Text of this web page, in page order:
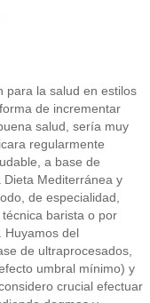
para la salud en estilos
de incrementar
salud, sería muy
regularmente
a base de
Mediterránea y
de especialidad,
barista o por
Huyamos del
de ultraprocesados,
umbral mínimo) y
crucial efectuar